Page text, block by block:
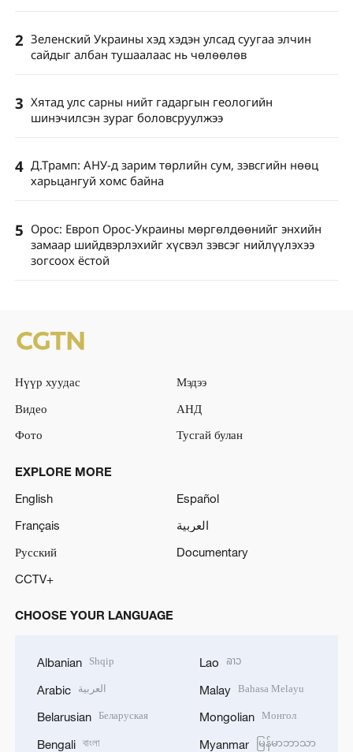
2 Зеленский Украины хэд хэдэн улсад суугаа элчин
сайдыг албан тушаалаас нь чөлөөлөв
3 Хятад улс сарны нийт гадаргын геологийн
шинэчилсэн зураг боловсруулжээ
4 Д.Трамп: АНУ-д зарим төрлийн сум, зэвсгийн нөөц
харьцангуй хомс байна
5 Орос: Европ Орос-Украины мөргөлдөөнийг энхийн
замаар шийдвэрлэхийг хүсвэл зэвсэг нийлүүлэхээ
зогсоох ёстой
Нүүр хуудас
Мэдээ
Видео
АНД
Фото
Тусгай булан
EXPLORE MORE
English
Español
Français
العربية
Русский
Documentary
CCTV+
CHOOSE YOUR LANGUAGE
Albanian Shqip
Arabic العربية
Belarusian Беларуская
Bengali বাংলা
Lao ລາວ
Malay Bahasa Melayu
Mongolian Монгол
Myanmar မြန်မာဘာသာ